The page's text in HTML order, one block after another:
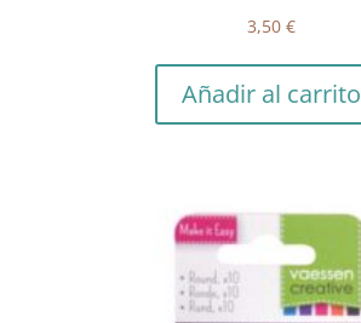
3,50 €
Añadir al carrito